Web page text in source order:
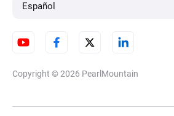
Español
Copyright © 2026 PearlMountain